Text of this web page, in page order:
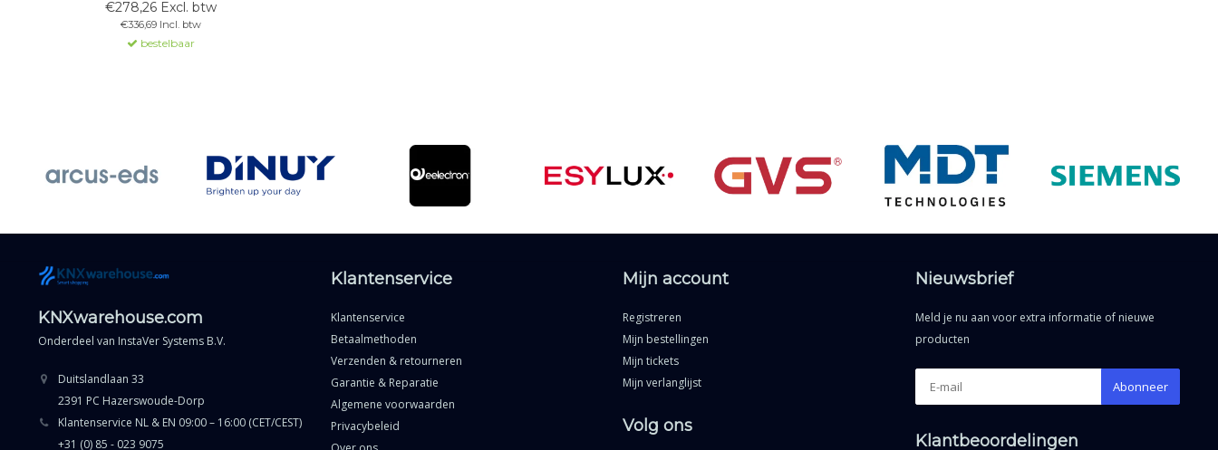
bediening via Bluetooth LE en SMI
Standard 3.0 gecertificeerd.
€278,26 Excl. btw
€336,69 Incl. btw
bestelbaar
KNXwarehouse.com
Onderdeel van InstaVer Systems B.V.
Duitslandlaan 33
2391 PC Hazerswoude-Dorp
Klantenservice NL & EN 09:00 – 16:00 (CET/CEST)
+31 (0) 85 - 023 9075
Klantenservice
Klantenservice
Betaalmethoden
Verzenden & retourneren
Garantie & Reparatie
Algemene voorwaarden
Privacybeleid
Mijn account
Registreren
Mijn bestellingen
Mijn tickets
Mijn verlanglijst
Volg ons
Nieuwsbrief
Meld je nu aan voor extra informatie of nieuwe
producten
Abonneer
Klantbeoordelingen